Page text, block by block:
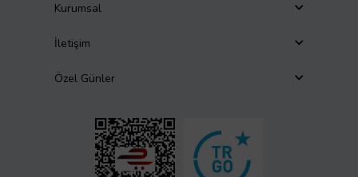
Kurumsal
İletişim
Özel Günler